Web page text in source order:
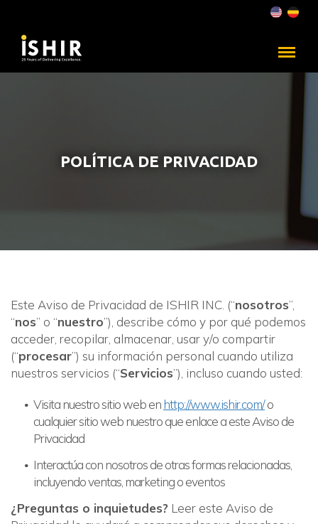
POLÍTICA DE PRIVACIDAD
Este Aviso de Privacidad de ISHIR INC. (“nosotros”,
“nos” o “nuestro”), describe cómo y por qué podemos
acceder, recopilar, almacenar, usar y/o compartir
(“procesar”) su información personal cuando utiliza
nuestros servicios (“Servicios”), incluso cuando usted:
Visita nuestro sitio web en http://www.ishir.com/o
cualquier sitio web nuestro que enlace a este Aviso de
Privacidad
Interactúa con nosotros de otras formas relacionadas,
incluyendo ventas, marketing o eventos
¿Preguntas o inquietudes? Leer este Aviso de